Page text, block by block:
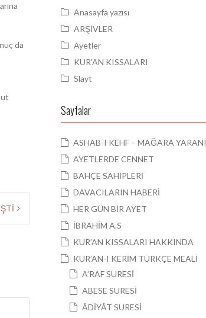
da
Anasayfa yazısı
ARŞİVLER
Ayetler
KUR'AN KISSALARI
Slayt
Sayfalar
ASHAB-I KEHF – MAĞARA YARANI
AYETLERDE CENNET
BAHÇE SAHİPLERİ
DAVACILARIN HABERİ
HER GÜN BİR AYET
İBRAHİM A.S
KUR’AN KISSALARI HAKKINDA
KUR’AN-I KERİM TÜRKÇE MEALİ
A’RAF SURESİ
ABESE SURESİ
ÂDİYÂT SURESİ